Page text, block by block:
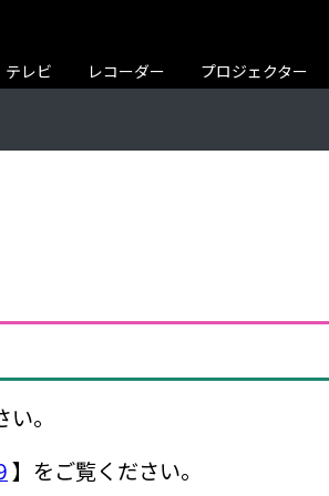
テレビ レコーダー プロジェクター